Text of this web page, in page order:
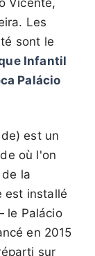
Vicente,
Les
sont le
Infantil
Palácio
est un
où l'on
la
est installé
le Palácio
en 2015
sur